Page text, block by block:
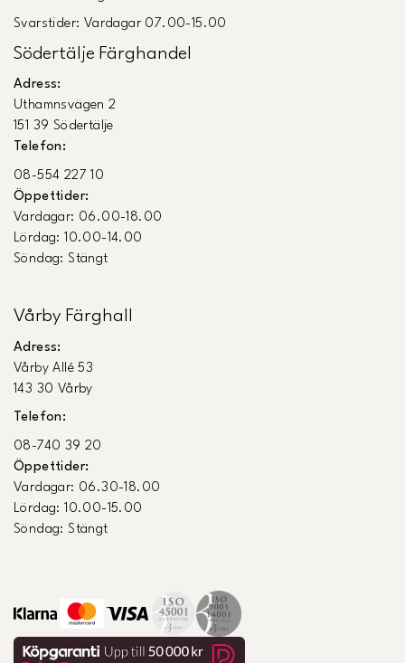
Svarstider: Vardagar 07.00-15.00
Södertälje Färghandel
Adress:
Uthamnsvägen 2
151 39 Södertälje
Telefon:
08-554 227 10
Öppettider:
Vardagar: 06.00-18.00
Lördag: 10.00-14.00
Söndag: Stängt
Vårby Färghall
Adress:
Vårby Allé 53
143 30 Vårby
Telefon:
08-740 39 20
Öppettider:
Vardagar: 06.30-18.00
Lördag: 10.00-15.00
Söndag: Stängt